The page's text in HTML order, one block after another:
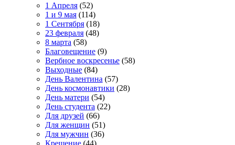
1 Апреля (52)
1 и 9 мая (114)
1 Сентября (18)
23 февраля (48)
8 марта (58)
Благовещение (9)
Вербное воскресенье (58)
Выходные (84)
День Валентина (57)
День космонавтики (28)
День матери (54)
День студента (22)
Для друзей (66)
Для женщин (51)
Для мужчин (36)
Крещение (44)